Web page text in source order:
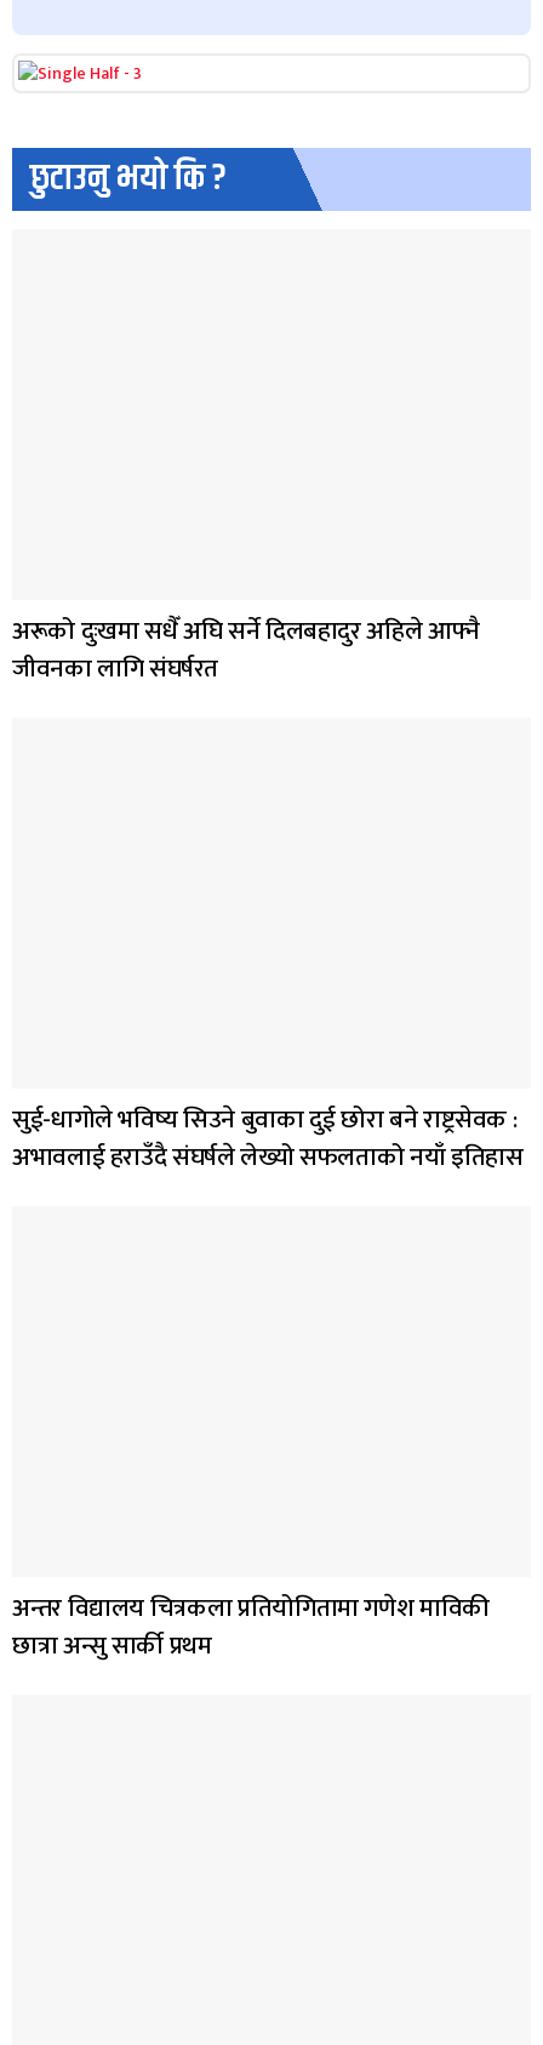
छुटाउनु भयो कि ?
अरूको दुःखमा सधैँ अघि सर्ने दिलबहादुर अहिले आफ्नै
जीवनका लागि संघर्षरत
सुई-धागोले भविष्य सिउने बुवाका दुई छोरा बने राष्ट्रसेवक :
अभावलाई हराउँदै संघर्षले लेख्यो सफलताको नयाँ इतिहास
अन्तर विद्यालय चित्रकला प्रतियोगितामा गणेश माविकी
छात्रा अन्सु सार्की प्रथम